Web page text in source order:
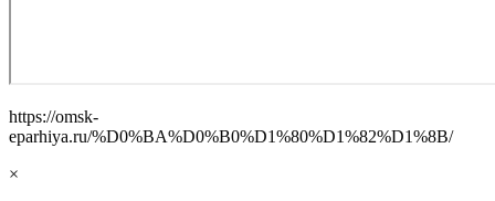
https://omsk-
eparhiya.ru/%D0%BA%D0%B0%D1%80%D1%82%D1%8B/
×